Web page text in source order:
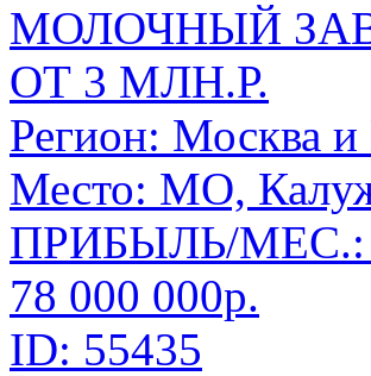
МОЛОЧНЫЙ
ОТ 3 МЛН.Р.
Регион: Москва
Место: МО,
ПРИБЫЛЬ/МЕС.:
78 000 000р.
ID: 55435